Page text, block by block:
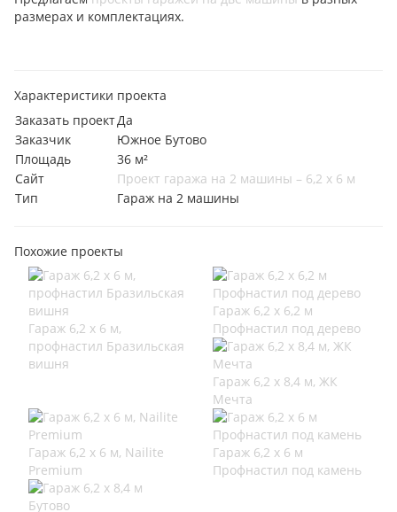
размерах и комплектациях.
Характеристики проекта
Заказать проектДа
Заказчик
Южное Бутово
Площадь
36 м²
Сайт
Проект гаража на 2 машины – 6,2 х 6 м
Тип
Гараж на 2 машины
Похожие проекты
Гараж 6,2 х 6 м,
профнастил Бразильская
вишня
Гараж 6,2 х 6,2 м
Профнастил под дерево
Гараж 6,2 х 8,4 м, ЖК
Мечта
Гараж 6,2 х 6 м, Nailite
Premium
Гараж 6,2 х 6 м
Профнастил под камень